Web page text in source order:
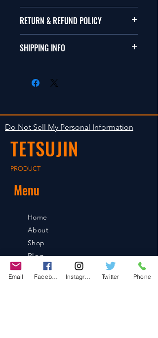
本品は1/10サイズのラジオコント
This items fit in with 1/10 sizes of
RETURN & REFUND POLICY
商品に明らかな欠陥がないかぎり
isn't accepted in goods.
SHIPPING INFO
します。海外への出荷は入金確認
The occasion with the stock is
shipped in 2-5 days. Shipment to
foreign countries will be shipment
after payment confirmation.
Do Not Sell My Personal Information
TETSUJIN
PRODUCT
Menu
Home
About
Shop
Blog
Contact
Email Twitter Phone